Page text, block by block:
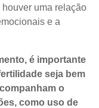
uma relação
e a
é importante
seja bem
o
como uso de